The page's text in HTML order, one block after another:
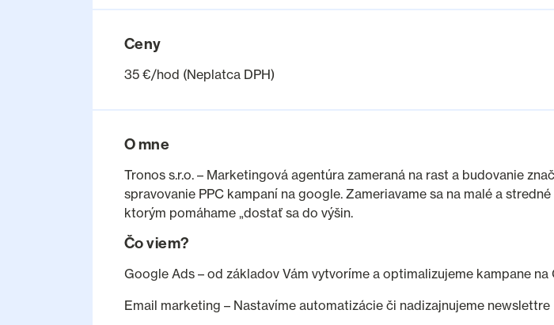
Ceny
35 €/hod (Neplatca DPH)
O mne
Tronos s.r.o. – Marketingová agentúra zameraná na rast a budovanie
spravovanie PPC kampaní na google. Zameriavame sa na malé a
ktorým pomáhame „dostať sa do výšin.
Čo viem?
Google Ads – od základov Vám vytvoríme a optimalizujeme kampane na
Email marketing – Nastavíme automatizácie či nadizajnujeme newslettre